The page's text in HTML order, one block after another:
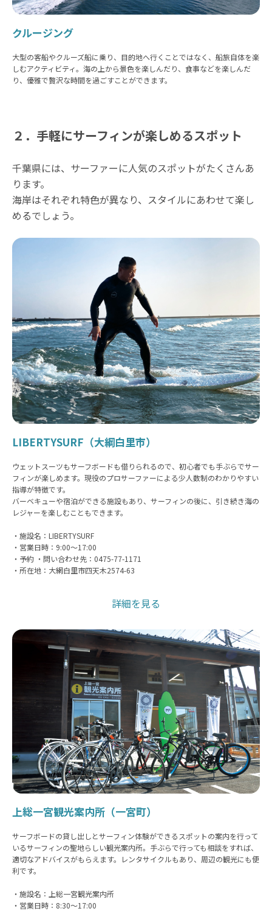
クルージング
大型の客船やクルーズ船に乗り、目的地へ行くことではなく、船旅自体を楽
しむアクティビティ。海の上から景色を楽しんだり、食事などを楽しんだ
り、優雅で贅沢な時間を過ごすことができます。
２．手軽にサーフィンが楽しめるスポット
千葉県には、サーファーに人気のスポットがたくさんあ
ります。
海岸はそれぞれ特色が異なり、スタイルにあわせて楽し
めるでしょう。
LIBERTYSURF（大綱白里市）
ウェットスーツもサーフボードも借りられるので、初心者でも手ぶらでサー
フィンが楽しめます。現役のプロサーファーによる少人数制のわかりやすい
指導が特徴です。
バーベキューや宿泊ができる施設もあり、サーフィンの後に、引き続き海の
レジャーを楽しむこともできます。
・施設名：LIBERTYSURF
・営業日時：9:00〜17:00
・予約 ・問い合わせ先：0475-77-1171
・所在地：大網白里市四天木2574-63
詳細を見る
上総一宮観光案内所（一宮町）
サーフボードの貸し出しとサーフィン体験ができるスポットの案内を行って
いるサーフィンの聖地らしい観光案内所。手ぶらで行っても相談をすれば、
適切なアドバイスがもらえます。レンタサイクルもあり、周辺の観光にも便
利です。
・施設名：上総一宮観光案内所
・営業日時：8:30〜17:00